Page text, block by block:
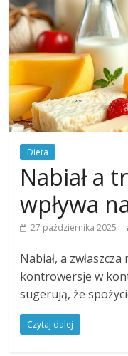
Dieta
Nabiał a
wpływa
27 października 2025
Nabiał, a
kontrowersje w
sugerują, że
Czytaj dalej